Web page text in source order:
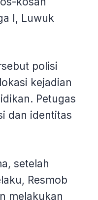
I, Luwuk
polisi
kejadian
Petugas
dan identitas
setelah
Resmob
melakukan